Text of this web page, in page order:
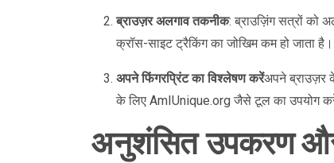
ब्राउज़र अलगाव तकनीक: ब्राउज़िंग सत्रों को
क्रॉस-साइट ट्रैकिंग का जोखिम कम हो जाता है।
अपने फिंगरप्रिंट का विश्लेषण करेंअपने ब्राउज़र
के लिए AmIUnique.org जैसे टूल का उपयोग
अनुशंसित उपकरण